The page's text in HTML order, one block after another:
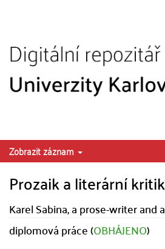
Zobrazit záznam
Prozaik a literární
Karel Sabina, a prose-writer and
diplomová práce (OBHÁJENO)